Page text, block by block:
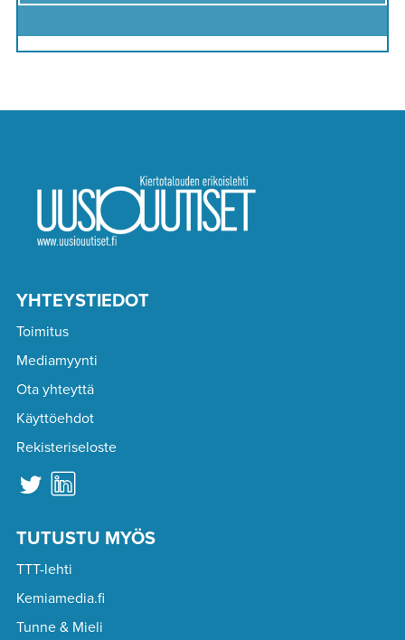
YHTEYSTIEDOT
Toimitus
Mediamyynti
Ota yhteyttä
Käyttöehdot
Rekisteriseloste
TUTUSTU MYÖS
TTT-lehti
Kemiamedia.fi
Tunne & Mieli